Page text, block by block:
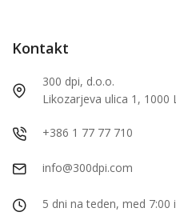
Kontakt
300 dpi, d.o.o.
Likozarjeva ulica 1, 1000
+386 1 77 77 710
info@300dpi.com
5 dni na teden, med 7:00